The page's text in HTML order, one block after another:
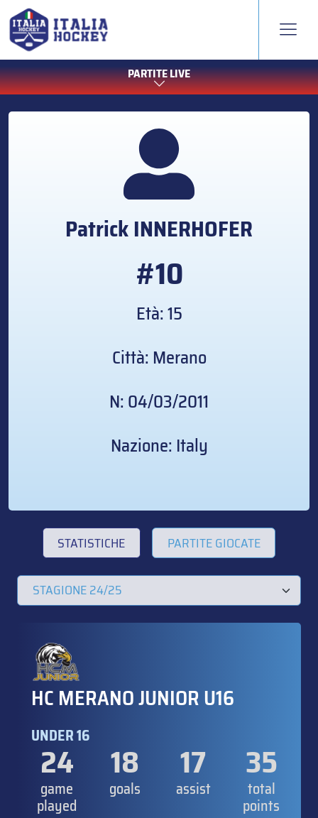
PARTITE LIVE
PatrickINNERHOFER
#10
Età: 15
Città: Merano
N: 04/03/2011
Nazione: Italy
STATISTICHE PARTITE GIOCATE
HC MERANO JUNIOR U16
UNDER 16
24
game
played
18
goals
17
assist
35
total
points